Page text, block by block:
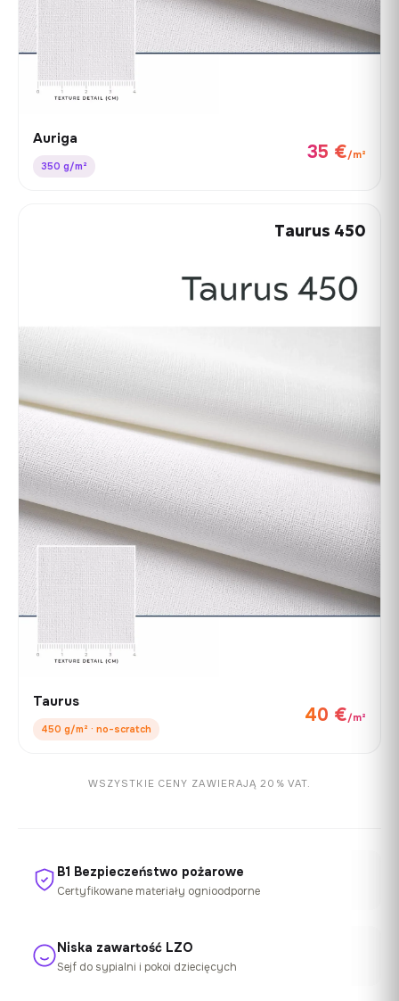
Auriga
350 g/m²
35 €/m²
Taurus 450
Taurus
450 g/m² · no-scratch
40 €/m²
WSZYSTKIE CENY ZAWIERAJĄ 20% VAT.
B1 Bezpieczeństwo pożarowe
Certyfikowane materiały ognioodporne
Niska zawartość LZO
Sejf do sypialni i pokoi dziecięcych